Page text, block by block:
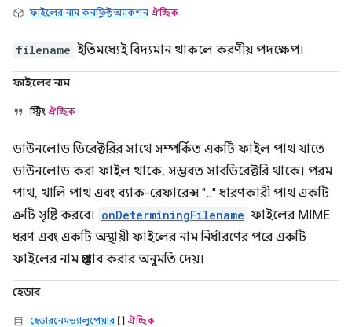
ফাইলের নাম কনফ্লিক্টঅ্যাকশন ঐচ্ছিক
filename ইতিমধ্যেই বিদ্যমান থাকলে করণীয় পদক্ষেপ।
ফাইলের নাম
স্ট্রিং ঐচ্ছিক
ডাউনলোড ডিরেক্টরির সাথে সম্পর্কিত একটি ফাইল পাথ যাতে
ডাউনলোড করা ফাইল থাকে, সম্ভবত সাবডিরেক্টরি থাকে। পরম
পাথ, খালি পাথ এবং ব্যাক-রেফারেন্স ".." ধারণকারী পাথ একটি
ত্রুটি সৃষ্টি করবে। onDeterminingFilename ফাইলের MIME
ধরণ এবং একটি অস্থায়ী ফাইলের নাম নির্ধারণের পরে একটি
ফাইলের নাম প্রস্তাব করার অনুমতি দেয়।
হেডার
হেডারনেমভ্যালুপেয়ার[] ঐচ্ছিক